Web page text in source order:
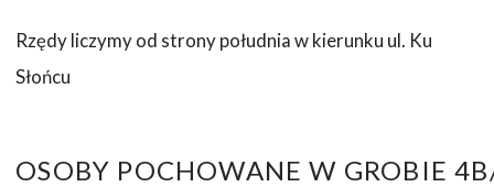
Rzędy liczymy od strony południa w kierunku ul. Ku
Słońcu
OSOBY POCHOWANE W GROBIE